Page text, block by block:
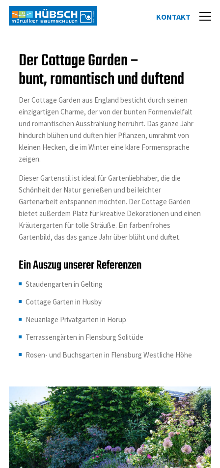
Der Cottage Garden –
bunt, romantisch und duftend
Der Cottage Garden aus England besticht durch seinen
einzigartigen Charme, der von der bunten Formenvielfalt
und romantischen Ausstrahlung herrührt. Das ganze Jahr
hindurch blühen und duften hier Pflanzen, umrahmt von
kleinen Hecken, die im Winter eine klare Formensprache
zeigen.
Dieser Gartenstil ist ideal für Gartenliebhaber, die die
Schönheit der Natur genießen und bei leichter
Gartenarbeit entspannen möchten. Der Cottage Garden
bietet außerdem Platz für kreative Dekorationen und einen
Kräutergarten für tolle Sträuße. Ein farbenfrohes
Gartenbild, das das ganze Jahr über blüht und duftet.
Ein Auszug unserer Referenzen
Staudengarten in Gelting
Cottage Garten in Husby
Neuanlage Privatgarten in Hörup
Terrassengärten in Flensburg Solitüde
Rosen- und Buchsgarten in Flensburg Westliche Höhe